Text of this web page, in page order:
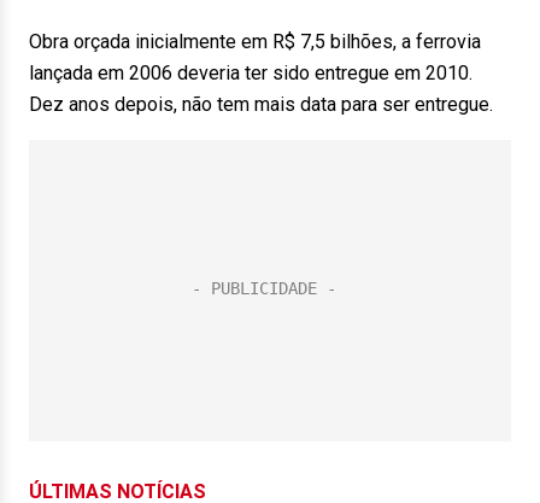
Obra orçada inicialmente em R$ 7,5 bilhões, a ferrovia
lançada em 2006 deveria ter sido entregue em 2010.
Dez anos depois, não tem mais data para ser entregue.